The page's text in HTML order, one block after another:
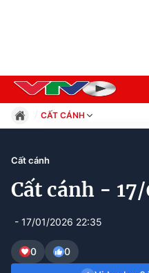
CẤT CÁNH
Xã hội
Thế giới
Giải trí
Sức khỏe
Cất cánh
Cất cánh -
- 17/01/2026 22:35
0
0